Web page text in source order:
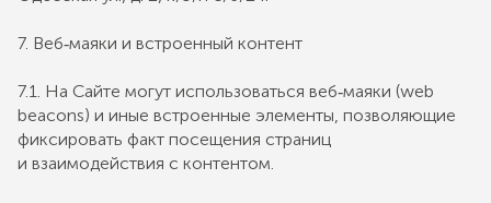
7. Веб‐маяки и встроенный контент
7.1. На Сайте могут использоваться веб‐маяки (web
beacons) и иные встроенные элементы, позволяющие
фиксировать факт посещения страниц
и взаимодействия с контентом.